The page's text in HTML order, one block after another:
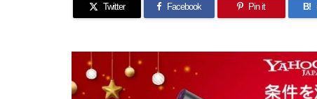
Twitter Facebook Pin it B!